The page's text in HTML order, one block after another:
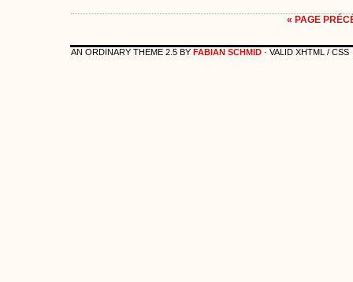
« PAGE
AN ORDINARY THEME 2.5 BY FABIAN SCHMID · VALID XHTML / CSS